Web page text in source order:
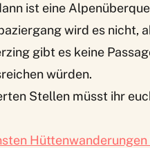
ist eine
wird es nicht,
gibt es keine
würden.
Stellen müsst ihr